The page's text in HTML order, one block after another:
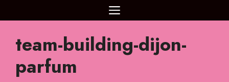
au
MENU
team-building-dijon-
parfum